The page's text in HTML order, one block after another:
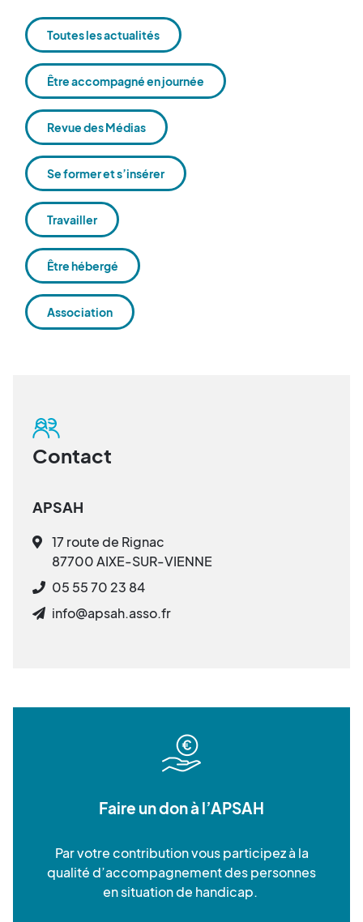
Toutes les actualités
Être accompagné en journée
Revue des Médias
Se former et s’insérer
Travailler
Être hébergé
Association
Contact
APSAH
17 route de Rignac
87700 AIXE-SUR-VIENNE
05 55 70 23 84
info@apsah.asso.fr
Faire un don à l’APSAH
Par votre contribution vous participez à la
qualité d’accompagnement des personnes
en situation de handicap.